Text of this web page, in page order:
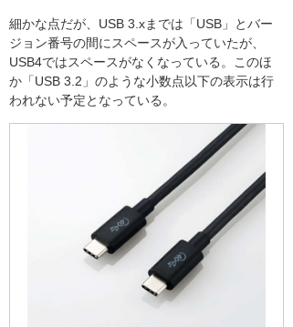
細かな点だが、USB 3.xまでは「USB」とバー
ジョン番号の間にスペースが入っていたが、
USB4ではスペースがなくなっている。このほ
か「USB 3.2」のような小数点以下の表示は行
われない予定となっている。